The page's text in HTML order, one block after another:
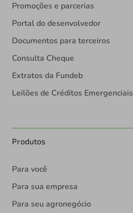
Promoções e parcerias
Portal do desenvolvedor
Documentos para terceiros
Consulta Cheque
Extratos da Fundeb
Leilões de Créditos Emergenciais
Produtos
Para você
Para sua empresa
Para seu agronegócio